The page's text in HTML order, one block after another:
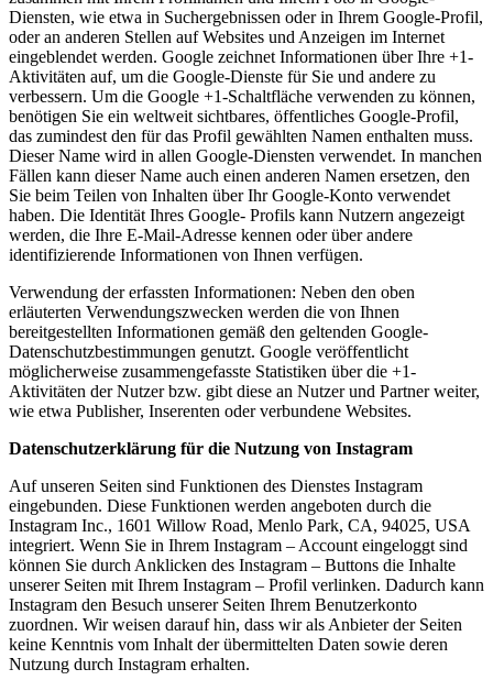
Diensten, wie etwa in Suchergebnissen oder in Ihrem Google-Profil,
oder an anderen Stellen auf Websites und Anzeigen im Internet
eingeblendet werden. Google zeichnet Informationen über Ihre +1-
Aktivitäten auf, um die Google-Dienste für Sie und andere zu
verbessern. Um die Google +1-Schaltfläche verwenden zu können,
benötigen Sie ein weltweit sichtbares, öffentliches Google-Profil,
das zumindest den für das Profil gewählten Namen enthalten muss.
Dieser Name wird in allen Google-Diensten verwendet. In manchen
Fällen kann dieser Name auch einen anderen Namen ersetzen, den
Sie beim Teilen von Inhalten über Ihr Google-Konto verwendet
haben. Die Identität Ihres Google- Profils kann Nutzern angezeigt
werden, die Ihre E-Mail-Adresse kennen oder über andere
identifizierende Informationen von Ihnen verfügen.
Verwendung der erfassten Informationen: Neben den oben
erläuterten Verwendungszwecken werden die von Ihnen
bereitgestellten Informationen gemäß den geltenden Google-
Datenschutzbestimmungen genutzt. Google veröffentlicht
möglicherweise zusammengefasste Statistiken über die +1-
Aktivitäten der Nutzer bzw. gibt diese an Nutzer und Partner weiter,
wie etwa Publisher, Inserenten oder verbundene Websites.
Datenschutzerklärung für die Nutzung von Instagram
Auf unseren Seiten sind Funktionen des Dienstes Instagram
eingebunden. Diese Funktionen werden angeboten durch die
Instagram Inc., 1601 Willow Road, Menlo Park, CA, 94025, USA
integriert. Wenn Sie in Ihrem Instagram – Account eingeloggt sind
können Sie durch Anklicken des Instagram – Buttons die Inhalte
unserer Seiten mit Ihrem Instagram – Profil verlinken. Dadurch kann
Instagram den Besuch unserer Seiten Ihrem Benutzerkonto
zuordnen. Wir weisen darauf hin, dass wir als Anbieter der Seiten
keine Kenntnis vom Inhalt der übermittelten Daten sowie deren
Nutzung durch Instagram erhalten.